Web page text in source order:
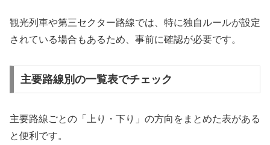
観光列車や第三セクター路線では、特に独自ルールが設定
されている場合もあるため、事前に確認が必要です。
主要路線別の一覧表でチェック
主要路線ごとの「上り・下り」の方向をまとめた表がある
と便利です。